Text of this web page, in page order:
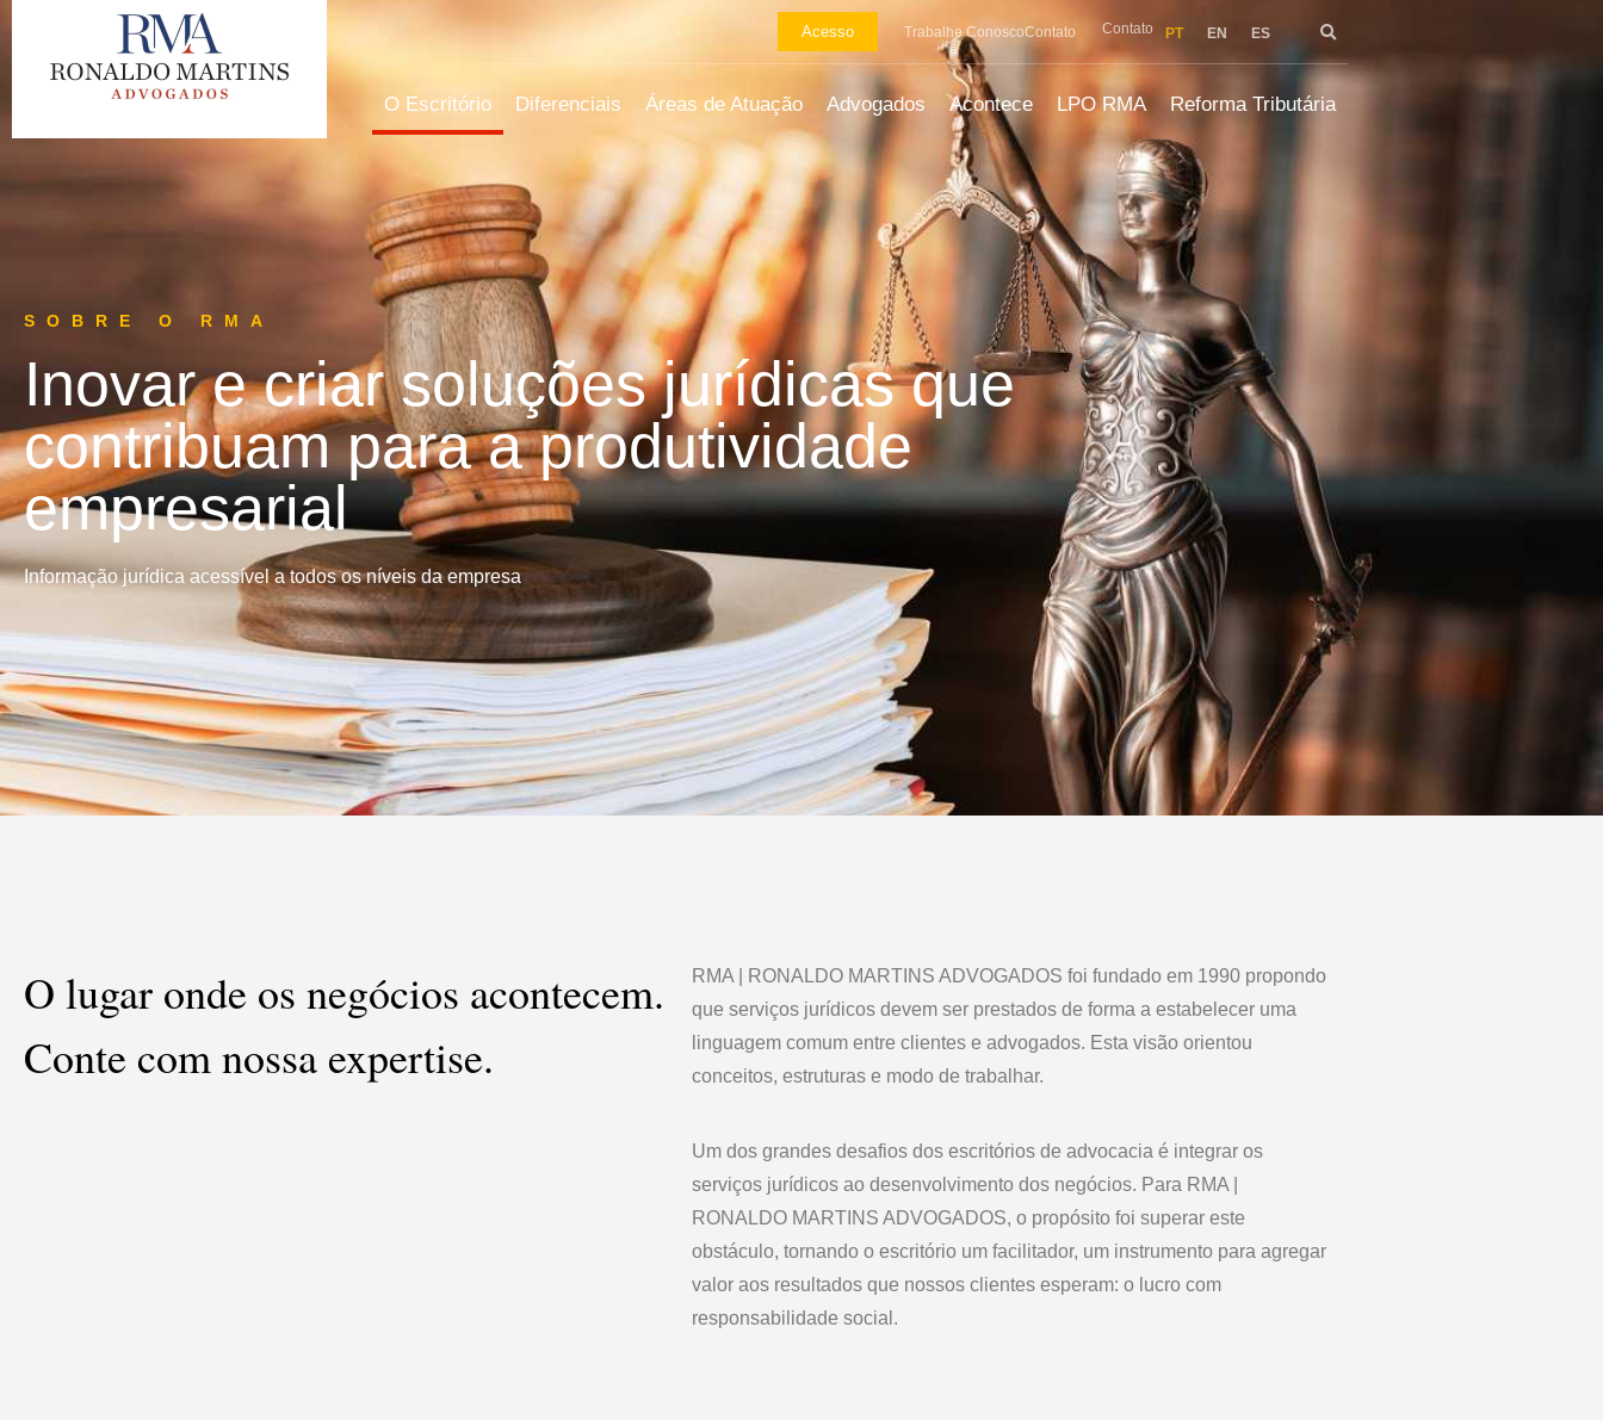
Acesso Trabalhe ConoscoContato Contato PT EN ES
O Escritório Diferenciais Áreas de Atuação Advogados Acontece LPO RMA Reforma Tributária
SOBRE O RMA
Inovar e criar soluções jurídicas que
contribuam para a produtividade
empresarial
Informação jurídica acessível a todos os níveis da empresa
O lugar onde os negócios acontecem.
Conte com nossa expertise.
RMA | RONALDO MARTINS ADVOGADOS foi fundado em 1990 propondo
que serviços jurídicos devem ser prestados de forma a estabelecer uma
linguagem comum entre clientes e advogados. Esta visão orientou
conceitos, estruturas e modo de trabalhar.
Um dos grandes desafios dos escritórios de advocacia é integrar os
serviços jurídicos ao desenvolvimento dos negócios. Para RMA |
RONALDO MARTINS ADVOGADOS, o propósito foi superar este
obstáculo, tornando o escritório um facilitador, um instrumento para agregar
valor aos resultados que nossos clientes esperam: o lucro com
responsabilidade social.